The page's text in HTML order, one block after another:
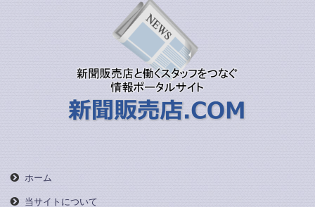
ホーム
当サイトについて